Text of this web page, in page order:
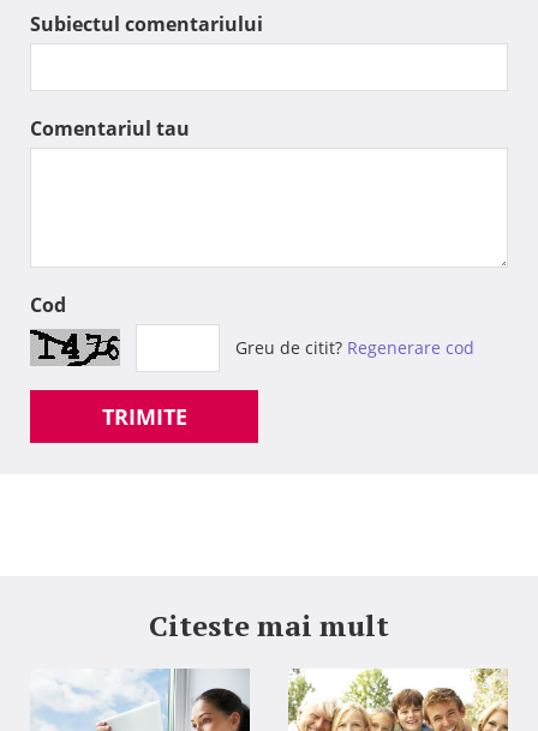
Subiectul comentariului
Comentariul tau
Cod
Greu de citit? Regenerare cod
TRIMITE
Citeste mai mult